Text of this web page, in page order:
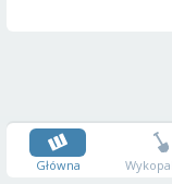
Główna